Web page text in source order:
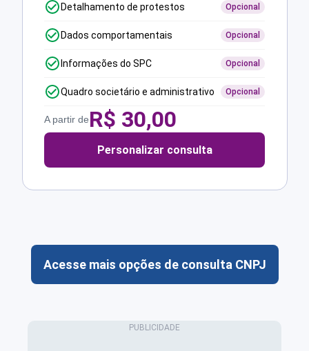
Detalhamento de protestos Opcional
Dados comportamentais Opcional
Informações do SPC Opcional
Quadro societário e administrativo Opcional
A partir deR$ 30,00
Personalizar consulta
Acesse mais opções de consulta CNPJ